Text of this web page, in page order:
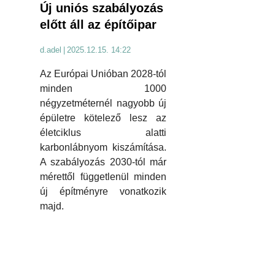
Új uniós szabályozás
előtt áll az építőipar
d.adel | 2025.12.15. 14:22
Az Európai Unióban 2028-tól
minden 1000
négyzetméternél nagyobb új
épületre kötelező lesz az
életciklus alatti
karbonlábnyom kiszámítása.
A szabályozás 2030-tól már
mérettől függetlenül minden
új építményre vonatkozik
majd.